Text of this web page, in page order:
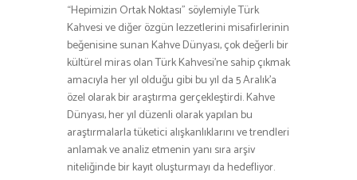
“Hepimizin Ortak Noktası” söylemiyle Türk
Kahvesi ve diğer özgün lezzetlerini misafirlerinin
beğenisine sunan Kahve Dünyası, çok değerli bir
kültürel miras olan Türk Kahvesi’ne sahip çıkmak
amacıyla her yıl olduğu gibi bu yıl da 5 Aralık’a
özel olarak bir araştırma gerçekleştirdi. Kahve
Dünyası, her yıl düzenli olarak yapılan bu
araştırmalarla tüketici alışkanlıklarını ve trendleri
anlamak ve analiz etmenin yanı sıra arşiv
niteliğinde bir kayıt oluşturmayı da hedefliyor.